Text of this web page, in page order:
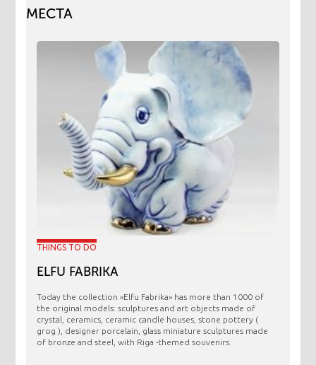
МЕСТА
THINGS TO DO
ELFU FABRIKA
Today the collection «Elfu Fabrika» has more than 1000 of
the original models: sculptures and art objects made ​​of
crystal, ceramics, ceramic candle houses, stone pottery (
grog ), designer porcelain, glass miniature sculptures made
of bronze and steel, with Riga -themed souvenirs.